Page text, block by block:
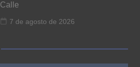
Calle
7 de agosto de 2026